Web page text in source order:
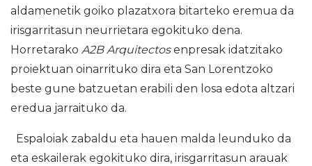
aldamenetik goiko plazatxora bitarteko eremua da
irisgarritasun neurrietara egokituko dena.
Horretarako A2B Arquitectosenpresak idatzitako
proiektuan oinarrituko dira eta San Lorentzoko
beste gune batzuetan erabili den losa edota altzari
eredua jarraituko da.
Espaloiak zabaldu eta hauen malda leunduko da
eta eskailerak egokituko dira, irisgarritasun arauak